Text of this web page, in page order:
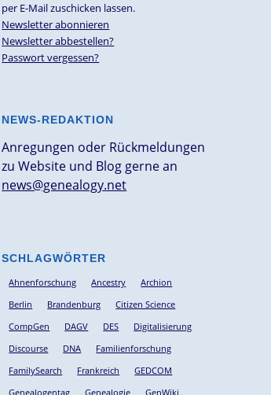
per E-Mail zuschicken lassen.
Newsletter abonnieren
Newsletter abbestellen?
Passwort vergessen?
NEWS-REDAKTION
Anregungen oder Rückmeldungen
zu Website und Blog gerne an
news@genealogy.net
SCHLAGWÖRTER
Ahnenforschung Ancestry
Archion
Berlin
Brandenburg
Citizen Science
CompGen
DAGV DES
Digitalisierung
Discourse
DNA
Familienforschung
FamilySearch
Frankreich
GEDCOM
Genealogentag
Genealogie
GenWiki